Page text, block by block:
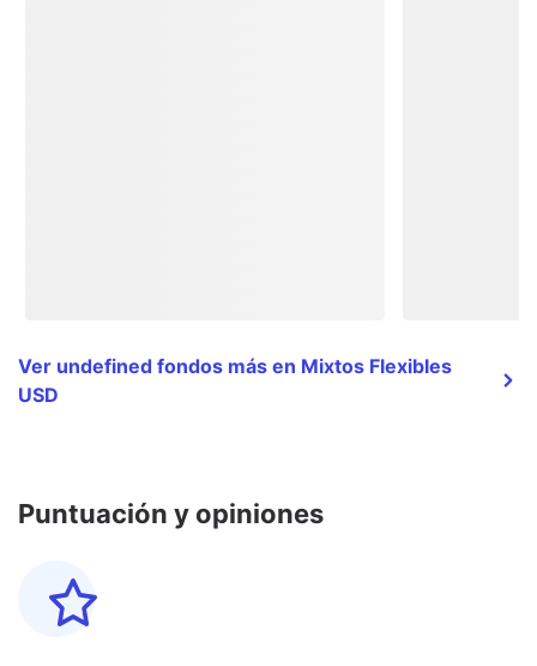
Ver undefined fondos más en Mixtos Flexibles
USD
Puntuación y opiniones